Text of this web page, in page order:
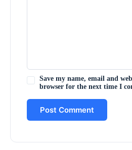
Save my name, email and
browser for the next time I
Post Comment